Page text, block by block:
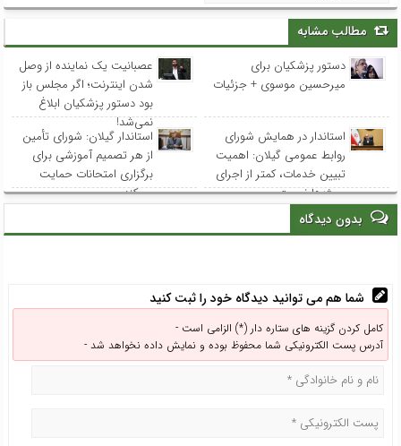
مطالب مشابه
دستور پزشکیان برای
میرحسین موسوی + جزئیات
عصبانیت یک نماینده از وصل
شدن اینترنت؛ اگر مجلس باز
بود دستور پزشکیان ابلاغ
نمی‌شد!
استاندار در همایش شورای
روابط عمومی‌ گیلان: اهمیت
تبیین خدمات، کمتر از اجرای
پروژه‌ها نیست
استاندار گیلان: شورای تأمین
از هر تصمیم آموزشی برای
برگزاری امتحانات حمایت
می‌کند
بدون دیدگاه
شما هم می توانید دیدگاه خود را ثبت کنید
کامل کردن گزینه های ستاره دار (*) الزامی است -
آدرس پست الکترونیکی شما محفوظ بوده و نمایش داده نخواهد شد -